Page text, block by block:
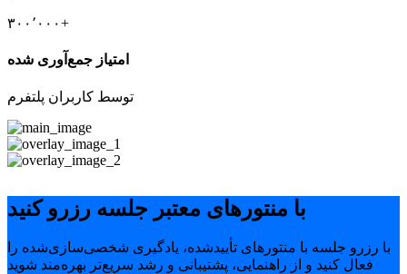
۳۰۰٬۰۰۰+
امتیاز جمع‌آوری شده
توسط کاربران پلتفرم
با منتورهای معتبر جلسه رزرو کنید
با رزرو جلسه با منتورهای تأییدشده، یادگیری شخصی‌سازی‌شده را
فعال کنید و از راهنمایی، پشتیبانی و رشد سریع‌تر بهره‌مند شوید